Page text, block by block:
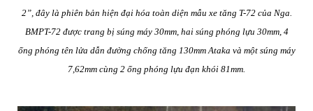
2”, đây là phiên bản hiện đại hóa toàn diện mẫu xe tăng T-72 của Nga.
BMPT-72 được trang bị súng máy 30mm, hai súng phóng lựu 30mm, 4
ống phóng tên lửa dẫn đường chống tăng 130mm Ataka và một súng máy
7,62mm cùng 2 ống phóng lựu đạn khói 81mm.